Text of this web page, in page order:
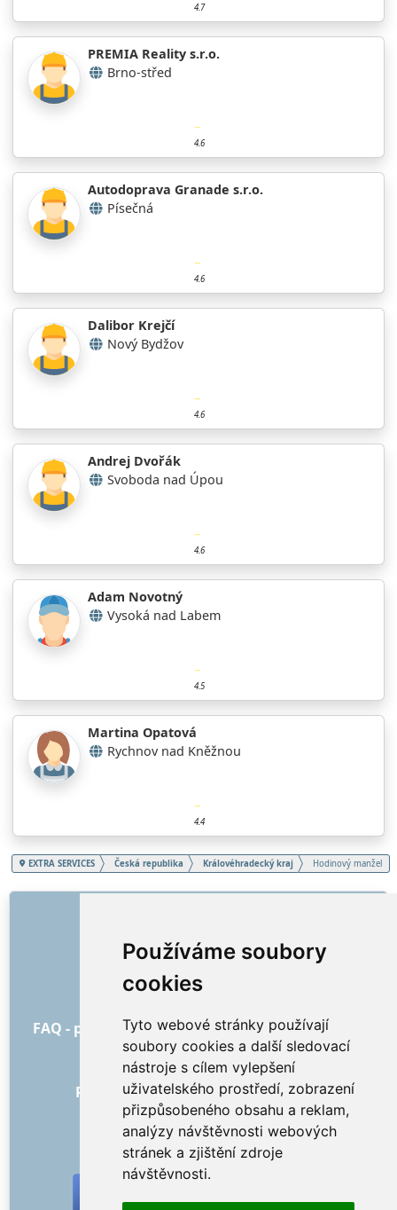
Používáme soubory
cookies
Tyto webové stránky používají
soubory cookies a další sledovací
nástroje s cílem vylepšení
uživatelského prostředí, zobrazení
přizpůsobeného obsahu a reklam,
analýzy návštěvnosti webových
stránek a zjištění zdroje
návštěvnosti.
4.7
PREMIA Reality s.r.o.
Brno-střed
4.6
Autodoprava Granade s.r.o.
Písečná
4.6
Dalibor Krejčí
Nový Bydžov
4.6
Andrej Dvořák
Svoboda nad Úpou
4.6
Adam Novotný
Vysoká nad Labem
4.5
Martina Opatová
Rychnov nad Kněžnou
4.4
EXTRA SERVICES Česká republika Královéhradecký kraj Hodinový manžel
O nás
Jak to všechno začalo
Ceník
FAQ - pro objednatele FAQ - pro poskytovatele
Reklama a marketing
Blog
Recenze objednávek s hodnocením
Kontakt
SOCIÁLNÍ SÍTĚ